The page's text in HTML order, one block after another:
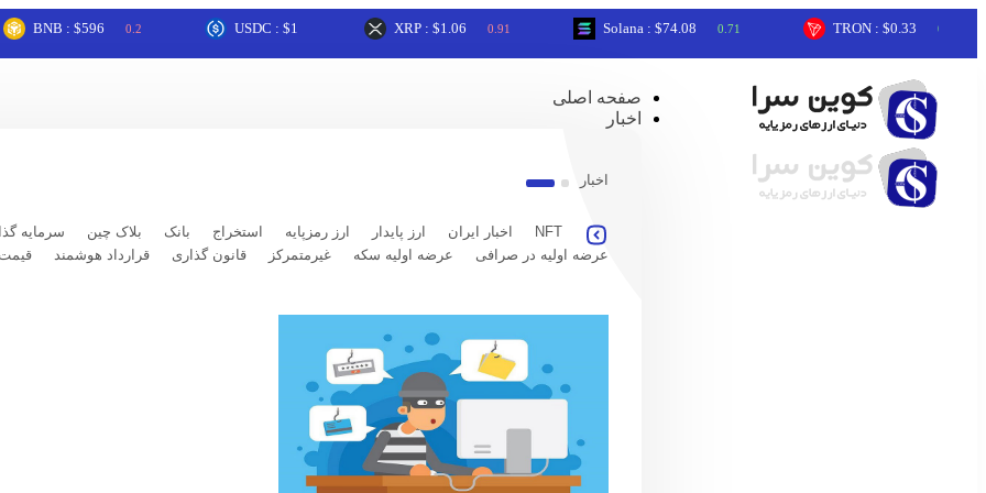
: $596 0.2 USDC : $1 XRP : $1.06 0.91 Solana : $74.08 0.71 TRON : $0.33 0.24
صفحه اصلی
اخبار
اخبار
NFT اخبار ایران ارز پایدار ارز رمزپایه استخراج بانک بلاک چین سرمایه
عرضه اولیه در صرافی
عرضه اولیه سکه غیرمتمرکز قانون گذاری قرارداد هوشمند